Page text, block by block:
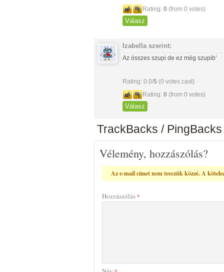
Rating: 0 (from 0 votes)
Válasz
Izabella szerint:
Az összes szupi de ez még szupib’
Rating: 0.0/5 (0 votes cast)
Rating: 0 (from 0 votes)
Válasz
TrackBacks / PingBacks
Vélemény, hozzászólás?
Az e-mail címet nem tesszük közzé.A
Hozzászólás*